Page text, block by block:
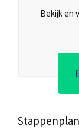
Bekijk en